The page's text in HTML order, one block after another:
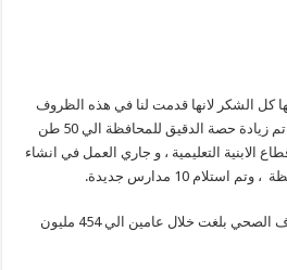
كل الشكر لانها قدمت لنا في هذه الظروف
الصعبة كل ما طلبناه منها حيث تم زيادة حصة الدقيق للمحافظة الي 50 طن
وفي قطاع الابنية التعليمية ، و جاري العمل في انشاء
وفي قطاع مياه الشرب والصرف الصحي بلغت خلال عامين الي 454 مليون